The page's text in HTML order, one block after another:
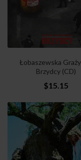
Łobaszewska
Brzydcy (CD)
$15.15